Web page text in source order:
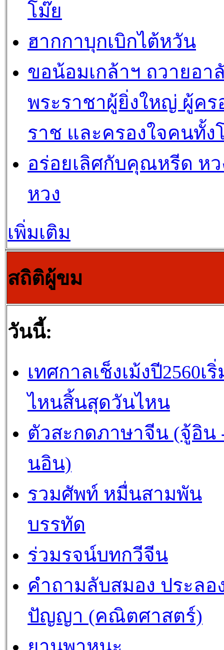
โม๊ย
ฮากกาบุกเบิกไต้หวัน
ขอน้อมเกล้าฯ ถวายอา
พระราชาผู้ยิ่งใหญ่ ผู้คร
ราช และครองใจคนทั้ง
อร่อยเลิศกับคุณหรีด หว
หวง
เพิ่มเติม
สถิติผู้ขม
วันนี้:
เทศกาลเช็งเม้งปี2560เ
ไหนสิ้นสุดวันไหน
ตัวสะกดภาษาจีน (จู้อิน
นอิน)
รวมศัพท์ หมื่นสามพัน
บรรทัด
ร่วมรจน์บทกวีจีน
คำถามลับสมอง ประลอ
ปัญญา (คณิตศาสตร์)